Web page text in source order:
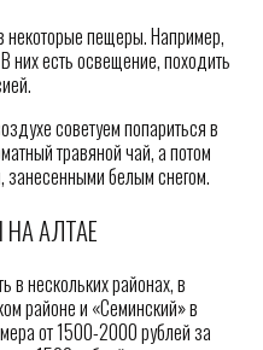
некоторые пещеры. Например,
них есть освещение, походить
советуем попариться в
травяной чай, а потом
занесенными белым снегом.
АЛТАЕ
в нескольких районах, в
районе и «Семинский» в
от 1500-2000 рублей за